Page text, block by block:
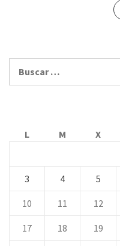
L
M X
3 4 5
10 11 12
17 18 19